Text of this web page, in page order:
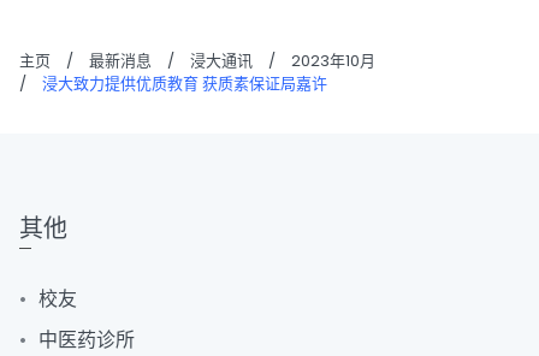
主页 / 最新消息 / 浸大通讯 /
2023年10月
/
浸大致力提供优质教育 获质素保证局嘉许
其他
校友
中医药诊所